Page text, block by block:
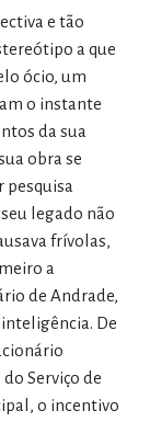
e tão
a que
ócio, um
o instante
da sua
obra se
pesquisa
legado não
frívolas,
a
de Andrade,
De
Serviço de
o incentivo